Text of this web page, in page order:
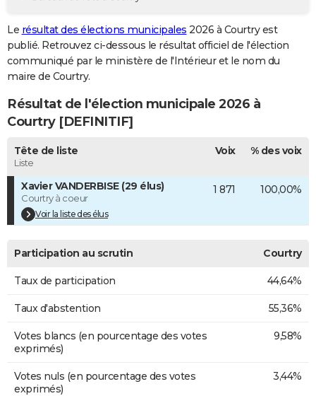
GUIDES D'ACHAT
BONS PLANS
CARTE DE VOEUX
Carte de Noël
Carte Bonne année
Carte Saint-Valentin
Carte Pâques
Carte d'anniversaire
DICTIONNAIRE
Dictionnaire
Biographies
Citations
Expressions
Proverbes
PROGRAMME TV
COPAINS D'AVANT
S'inscrire
Se connecter
Lycées
Collèges
Primaires
Universités
Entreprises
Service militaire
Avis de recherche
AVIS DE DÉCÈS
FORUM
Le résultat des élections municipales 2026 à Courtry est
publié. Retrouvez ci-dessous le résultat officiel de l'élection
communiqué par le ministère de l'Intérieur et le nom du
maire de Courtry.
Résultat de l'élection municipale 2026 à
Courtry [DEFINITIF]
Tête de liste
Liste
Voix % des voix
Xavier VANDERBISE (29 élus)
Courtry à coeur
Voir la liste des élus
1 871 100,00%
Participation au scrutin Courtry
Taux de participation 44,64%
Taux d'abstention 55,36%
Votes blancs (en pourcentage des votes
exprimés)
9,58%
Votes nuls (en pourcentage des votes
exprimés)
3,44%